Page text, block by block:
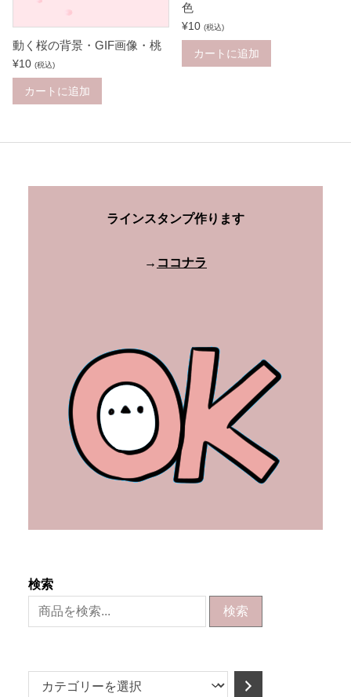
動く桜の背景・GIF画像・桃
¥10 (税込)
カートに追加
色
¥10 (税込)
カートに追加
ラインスタンプ作ります
→ ココナラ
検索
検索